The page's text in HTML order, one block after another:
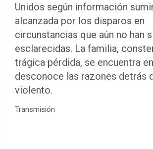
Unidos según información
alcanzada por los disparos en
circunstancias que aún no han
esclarecidas. La familia,
trágica pérdida, se encuentra
desconoce las razones detrás
violento.
Transmisión